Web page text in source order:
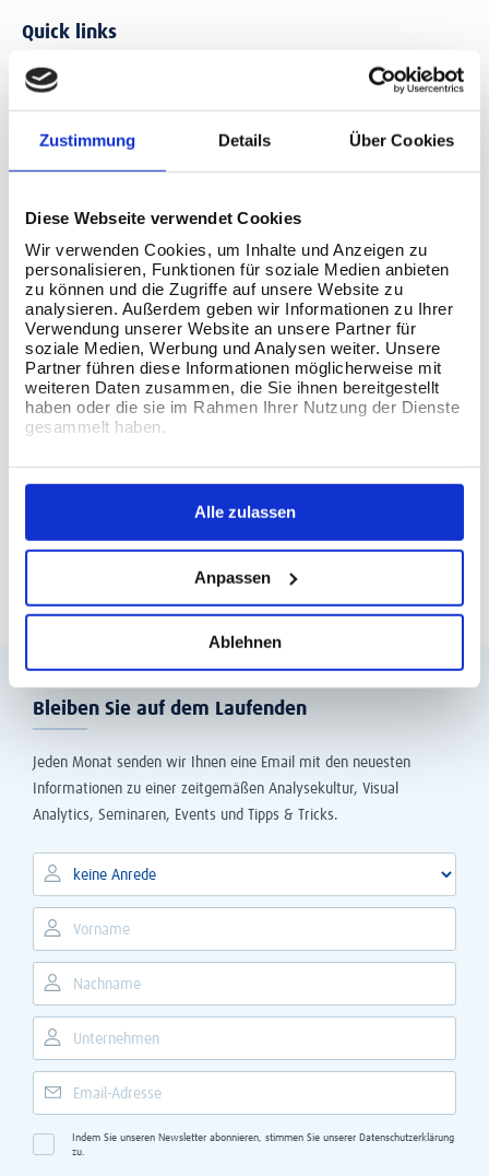
Zustimmung Details Über Cookies
Diese Webseite verwendet Cookies
Wir verwenden Cookies, um Inhalte und Anzeigen zu
personalisieren, Funktionen für soziale Medien anbieten
zu können und die Zugriffe auf unsere Website zu
analysieren. Außerdem geben wir Informationen zu Ihrer
Verwendung unserer Website an unsere Partner für
soziale Medien, Werbung und Analysen weiter. Unsere
Partner führen diese Informationen möglicherweise mit
weiteren Daten zusammen, die Sie ihnen bereitgestellt
haben oder die sie im Rahmen Ihrer Nutzung der Dienste
gesammelt haben.
Alle zulassen
Anpassen
Ablehnen
Quick links
Offene Stellen
Use Cases The Data School
Kundenbewertungen
The Information Lab Deutschland GmbH
Bewertungen auf ProvenExpert.com
Bleiben Sie auf dem Laufenden
Jeden Monat senden wir Ihnen eine Email mit den neuesten
Informationen zu einer zeitgemäßen Analysekultur, Visual
Analytics, Seminaren, Events und Tipps & Tricks.
Indem Sie unseren Newsletter abonnieren, stimmen Sie unserer Datenschutzerklärung
zu.